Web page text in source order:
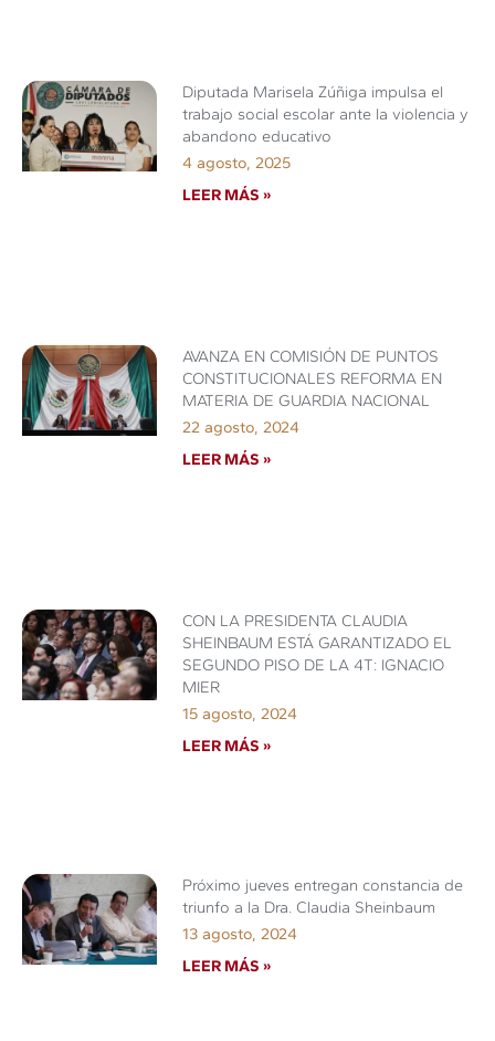
Diputada Marisela Zúñiga impulsa el
trabajo social escolar ante la violencia y
abandono educativo
4 agosto, 2025
LEER MÁS »
AVANZA EN COMISIÓN DE PUNTOS
CONSTITUCIONALES REFORMA EN
MATERIA DE GUARDIA NACIONAL
22 agosto, 2024
LEER MÁS »
CON LA PRESIDENTA CLAUDIA
SHEINBAUM ESTÁ GARANTIZADO EL
SEGUNDO PISO DE LA 4T: IGNACIO
MIER
15 agosto, 2024
LEER MÁS »
Próximo jueves entregan constancia de
triunfo a la Dra. Claudia Sheinbaum
13 agosto, 2024
LEER MÁS »